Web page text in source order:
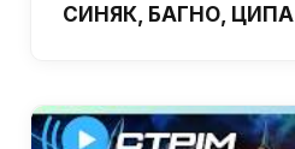
СИНЯК, БАГНО, ЦИПА